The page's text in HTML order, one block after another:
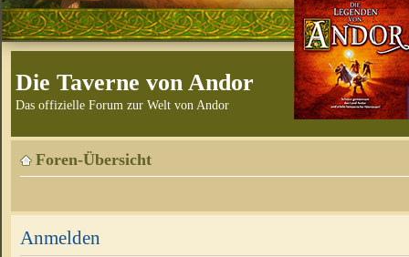
Die Taverne von Andor
Das offizielle Forum zur Welt von Andor
Foren-Übersicht
Anmelden